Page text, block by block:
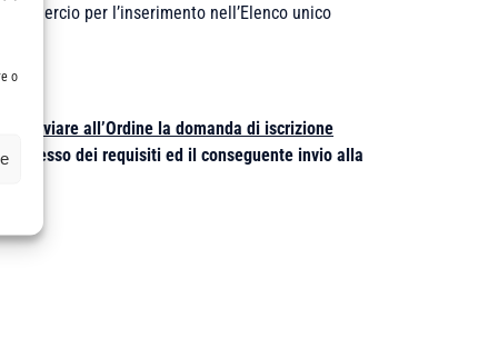
o
per l’inserimento nell’Elenco unico
inviare all’Ordine la domanda di iscrizione
dei requisiti ed il conseguente invio alla